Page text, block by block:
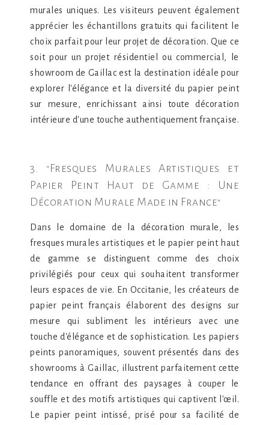
murales uniques. Les visiteurs peuvent également
apprécier les échantillons gratuits qui facilitent le
choix parfait pour leur projet de décoration. Que ce
soit pour un projet résidentiel ou commercial, le
showroom de Gaillac est la destination idéale pour
explorer l'élégance et la diversité du papier peint
sur mesure, enrichissant ainsi toute décoration
intérieure d'une touche authentiquement française.
3. "Fresques Murales Artistiques et
Papier Peint Haut de Gamme : Une
Décoration Murale Made in France"
Dans le domaine de la décoration murale, les
fresques murales artistiques et le papier peint haut
de gamme se distinguent comme des choix
privilégiés pour ceux qui souhaitent transformer
leurs espaces de vie. En Occitanie, les créateurs de
papier peint français élaborent des designs sur
mesure qui subliment les intérieurs avec une
touche d'élégance et de sophistication. Les papiers
peints panoramiques, souvent présentés dans des
showrooms à Gaillac, illustrent parfaitement cette
tendance en offrant des paysages à couper le
souffle et des motifs artistiques qui captivent l'œil.
Le papier peint intissé, prisé pour sa facilité de